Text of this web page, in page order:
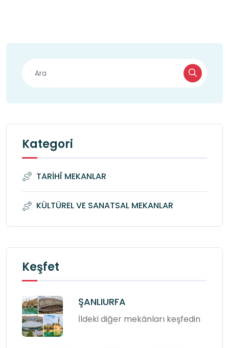
Kategori
TARİHÎ MEKANLAR
KÜLTÜREL VE SANATSAL MEKANLAR
Keşfet
ŞANLIURFA
İldeki diğer mekânları keşfedin